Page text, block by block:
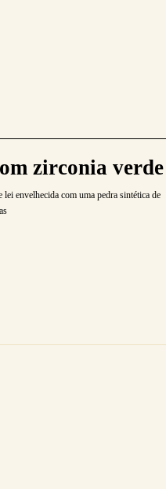
zirconia verde
lei envelhecida com uma pedra sintética de